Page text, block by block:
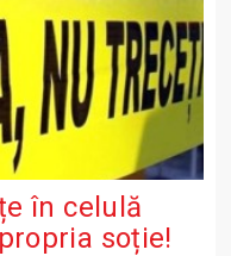
în celulă
soție!